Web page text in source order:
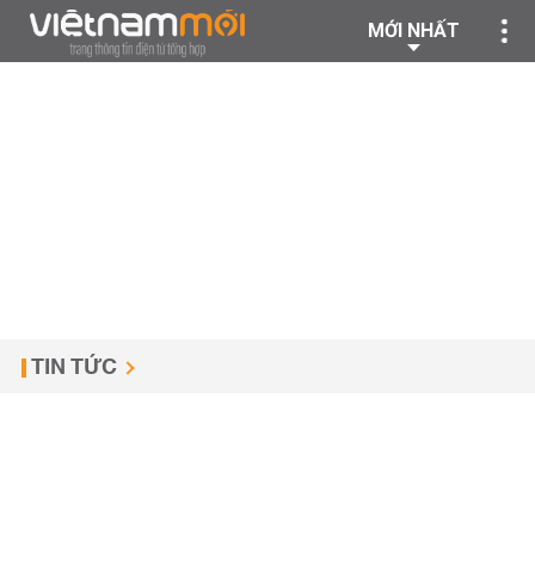
MỚI NHẤT
TIN TỨC